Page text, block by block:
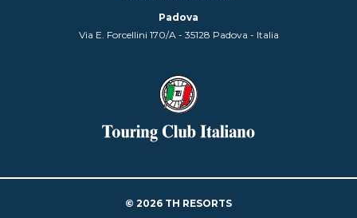
Padova
Via E. Forcellini 170/A - 35128 Padova - Italia
© 2026 TH RESORTS